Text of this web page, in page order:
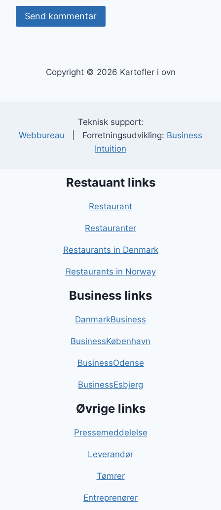
Copyright © 2026 Kartofler i ovn
Teknisk support:
Webbureau | Forretningsudvikling: Business
Intuition
Restauant links
Restaurant
Restauranter
Restaurants in Denmark
Restaurants in Norway
Business links
DanmarkBusiness
BusinessKøbenhavn
BusinessOdense
BusinessEsbjerg
Øvrige links
Pressemeddelelse
Leverandør
Tømrer
Entreprenører